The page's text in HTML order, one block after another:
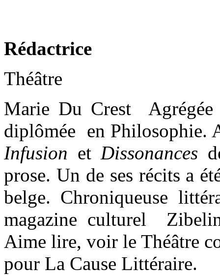
Rédactrice
Théâtre
Marie Du Crest Agrégée
diplômée en Philosophie.
Infusion etDissonances
prose. Un de ses récits a
belge. Chroniqueuse
magazine culturel
Aime lire, voir le Théâtre
pour La Cause Littéraire.